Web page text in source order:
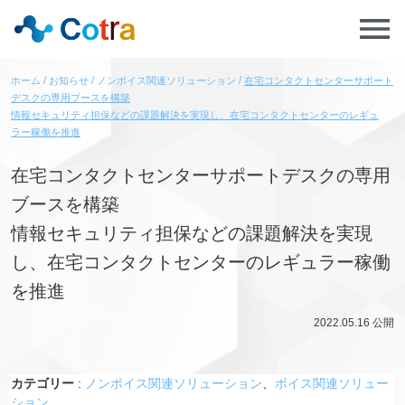
ホーム お知らせ ノンボイス関連ソリューション
在宅コンタクトセンターサポート
デスクの専用ブースを構築
情報セキュリティ担保などの課題解決を実現し、在宅コンタクトセンターのレギュ
ラー稼働を推進
在宅コンタクトセンターサポートデスクの専用
ブースを構築
情報セキュリティ担保などの課題解決を実現
し、在宅コンタクトセンターのレギュラー稼働
を推進
2022.05.16 公開
カテゴリー : ノンボイス関連ソリューション
ボイス関連ソリュー